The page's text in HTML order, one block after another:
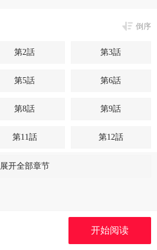
倒序
第2話 第3話
第5話 第6話
第8話 第9話
第11話 第12話
第14話
开始阅读
展开全部章节